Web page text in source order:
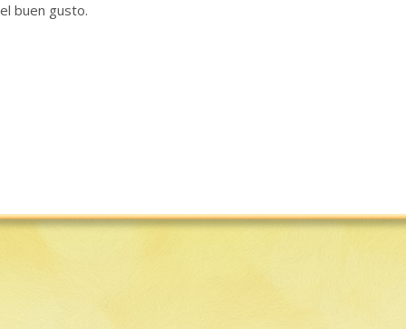
el buen gusto.